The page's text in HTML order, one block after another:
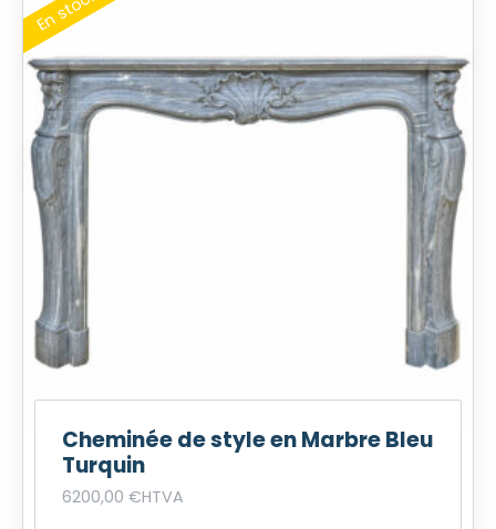
Cheminée de style en Marbre Bleu
Turquin
6200,00 €HTVA